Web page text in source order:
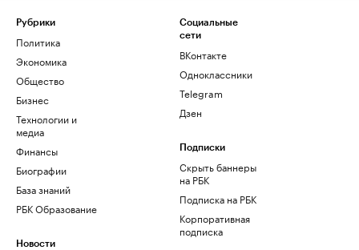
Рубрики
Политика
Экономика
Общество
Бизнес
Технологии и
медиа
Финансы
Биографии
База знаний
РБК Образование
Новости
Социальные
сети
ВКонтакте
Одноклассники
Telegram
Дзен
Подписки
Скрыть баннеры
на РБК
Подписка на РБК
Корпоративная
подписка